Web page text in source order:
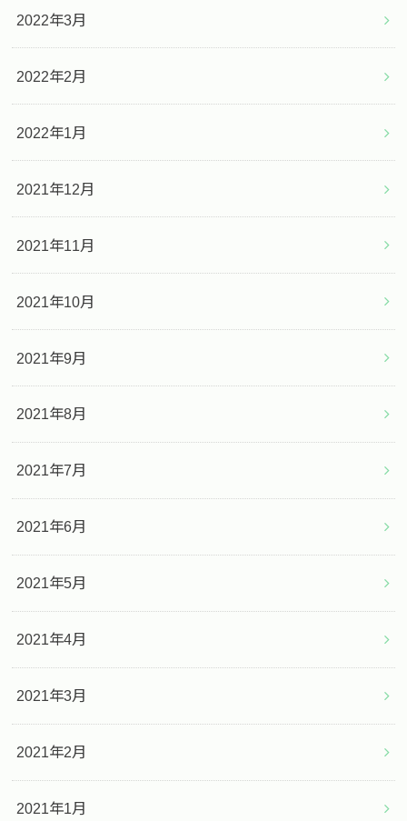
2022年3月
2022年2月
2022年1月
2021年12月
2021年11月
2021年10月
2021年9月
2021年8月
2021年7月
2021年6月
2021年5月
2021年4月
2021年3月
2021年2月
2021年1月